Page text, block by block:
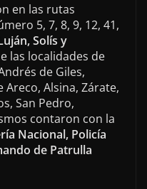
en las rutas
5, 7, 8, 9, 12, 41,
Solís y
las localidades de
de Giles,
Areco, Alsina, Zárate,
San Pedro,
contaron con la
Nacional, Policía
de Patrulla